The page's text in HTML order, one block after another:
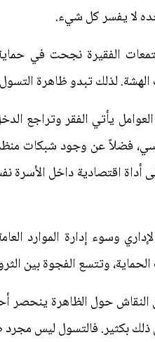
لا يفسر كل شيء.
الفقيرة نجحت في
الهشة. لذلك تبدو ظاهرة
يأتي الفقر وتراجع
فضلاً عن وجود شبكات
أداة اقتصادية داخل الأسرة
وسوء إدارة الموارد
وتتسع الفجوة بين
حول الظاهرة ينحصر
ذلك بكثير. فالتسول ليس مجرد